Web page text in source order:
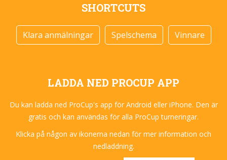
SHORTCUTS
Klara anmälningar Spelschema Vinnare
LADDA NED PROCUP APP
Du kan ladda ned ProCup's app för Android eller iPhone. Den är
gratis och kan användas för alla ProCup turneringar.
Klicka på någon av ikonerna nedan för mer information och
nedladdning.